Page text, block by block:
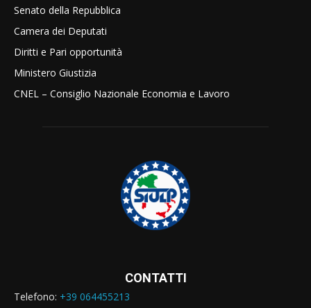
Senato della Repubblica
Camera dei Deputati
Diritti e Pari opportunità
Ministero Giustizia
CNEL – Consiglio Nazionale Economia e Lavoro
CONTATTI
Telefono: +39 064455213